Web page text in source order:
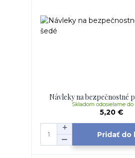
Návleky na bezpečnostné
5,20 €
Skladom odosielame do
Pridať do